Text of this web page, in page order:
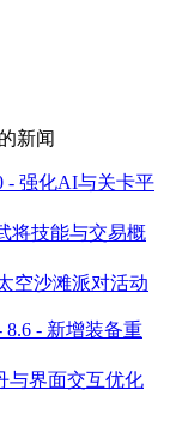
的新闻
- 强化AI与关卡平
将技能与交易概
空沙滩派对活动
8.6 - 新增装备重
与界面交互优化